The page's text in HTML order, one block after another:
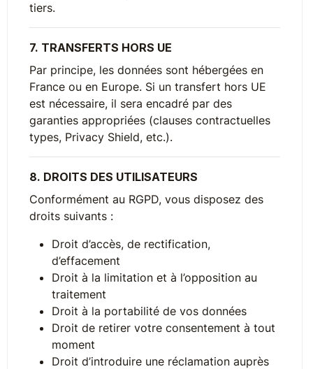
tiers.
7. TRANSFERTS HORS UE
Par principe, les données sont hébergées en
France ou en Europe. Si un transfert hors UE
est nécessaire, il sera encadré par des
garanties appropriées (clauses contractuelles
types, Privacy Shield, etc.).
8. DROITS DES UTILISATEURS
Conformément au RGPD, vous disposez des
droits suivants :
Droit d’accès, de rectification,
d’effacement
Droit à la limitation et à l’opposition au
traitement
Droit à la portabilité de vos données
Droit de retirer votre consentement à tout
moment
Droit d’introduire une réclamation auprès